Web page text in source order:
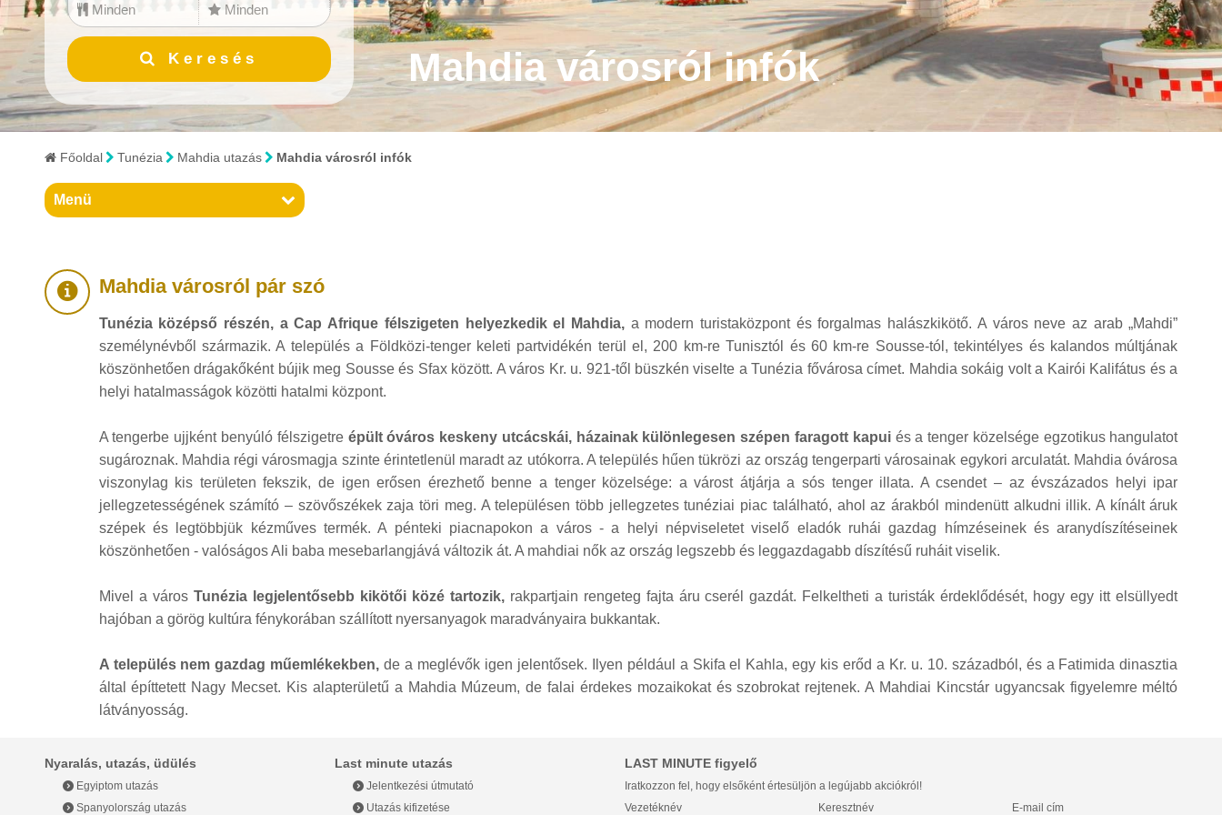
Minden Minden
Keresés
Bulgária
Ciprus
Egyesült Arab Emírségek
Egyiptom
Görögország
Grúzia
India
Indonézia
Izland
Jordánia
Kanada
Mahdia városról infók
Főoldal Tunézia Mahdia utazás Mahdia városról infók
Menü
Mahdia városról pár szó
Tunézia középső részén, a Cap Afrique félszigeten helyezkedik el Mahdia,a modern turistaközpont és forgalmas halászkikötő. A város neve az arab „Mahdi”
személynévből származik. A település a Földközi-tenger keleti partvidékén terül el, 200 km-re Tunisztól és 60 km-re Sousse-tól, tekintélyes és kalandos múltjának
köszönhetően drágakőként bújik meg Sousse és Sfax között. A város Kr. u. 921-től büszkén viselte a Tunézia fővárosa címet. Mahdia sokáig volt a Kairói Kalifátus és a
helyi hatalmasságok közötti hatalmi központ.
A tengerbe ujjként benyúló félszigetre épült óváros keskeny utcácskái, házainak különlegesen szépen faragott kapui és a tenger közelsége egzotikus hangulatot
sugároznak. Mahdia régi városmagja szinte érintetlenül maradt az utókorra. A település hűen tükrözi az ország tengerparti városainak egykori arculatát. Mahdia óvárosa
viszonylag kis területen fekszik, de igen erősen érezhető benne a tenger közelsége: a várost átjárja a sós tenger illata. A csendet – az évszázados helyi ipar
jellegzetességének számító – szövőszékek zaja töri meg. A településen több jellegzetes tunéziai piac található, ahol az árakból mindenütt alkudni illik. A kínált áruk
szépek és legtöbbjük kézműves termék. A pénteki piacnapokon a város - a helyi népviseletet viselő eladók ruhái gazdag hímzéseinek és aranydíszítéseinek
köszönhetően - valóságos Ali baba mesebarlangjává változik át. A mahdiai nők az ország legszebb és leggazdagabb díszítésű ruháit viselik.
Mivel a város Tunézia legjelentősebb kikötői közé tartozik,rakpartjain rengeteg fajta áru cserél gazdát. Felkeltheti a turisták érdeklődését, hogy egy itt elsüllyedt
hajóban a görög kultúra fénykorában szállított nyersanyagok maradványaira bukkantak.
A település nem gazdag műemlékekben, de a meglévők igen jelentősek. Ilyen például a Skifa el Kahla, egy kis erőd a Kr. u. 10. századból, és a Fatimida dinasztia
által építtetett Nagy Mecset. Kis alapterületű a Mahdia Múzeum, de falai érdekes mozaikokat és szobrokat rejtenek. A Mahdiai Kincstár ugyancsak figyelemre méltó
látványosság.
LAST MINUTE figyelő
Iratkozzon fel, hogy elsőként értesüljön a legújabb akciókról!
Vezetéknév
Keresztnév E-mail cím
Last minute utazás
Jelentkezési útmutató
Utazás kifizetése
Nyaralás, utazás, üdülés
Egyiptom utazás
Spanyolország utazás